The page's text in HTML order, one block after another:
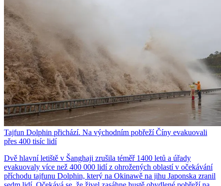
Tajfun Dolphin přichází. Na východním pobřeží Číny evakuovali
přes 400 tisíc lidí
Dvě hlavní letiště v Šanghaji zrušila téměř 1400 letů a úřady
evakuovaly více než 400 000 lidí z ohrožených oblastí v očekávání
příchodu tajfunu Dolphin, který na Okinawě na jihu Japonska zranil